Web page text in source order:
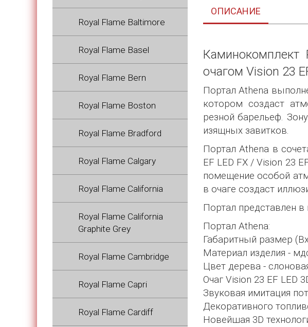
ОПИСАНИЕ
Каминокомплект
очагом Vision 23
Портал Athena
котором создаст
резной барельеф.
изящных завитков.
Портал Athena в
EF LED FX / Vision 23
помещение особой
в очаге создаст
Портал представлен
Портал Athena:
Габаритный размер
Материал изделия -
Цвет дерева -
Очаг Vision 23 EF LED
Звуковая имитация
Декоративного
Новейшая 3D
Royal Flame Baltimore
Royal Flame Basel
Royal Flame Bern
Royal Flame Boston
Royal Flame Bradford
Royal Flame Calgary
Royal Flame California
Royal Flame California
Graphite Grey
Royal Flame Cambridge
Royal Flame Capri
Royal Flame Cardiff